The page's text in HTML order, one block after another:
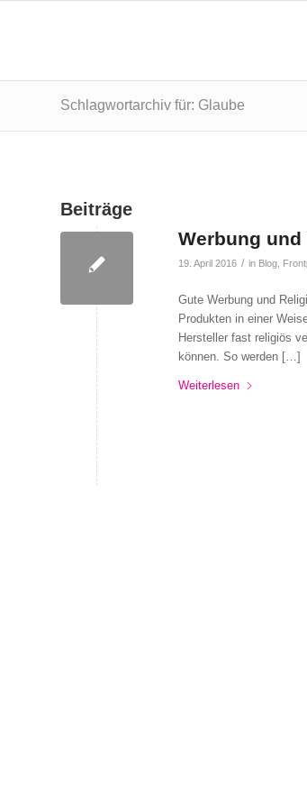
Schlagwortarchiv für: Glaube
Beiträge
Werbung und
19. April 2016 / in Blog
Gute Werbung und
Produkten in einer
Hersteller fast religiös
können. So werden […]
Weiterlesen